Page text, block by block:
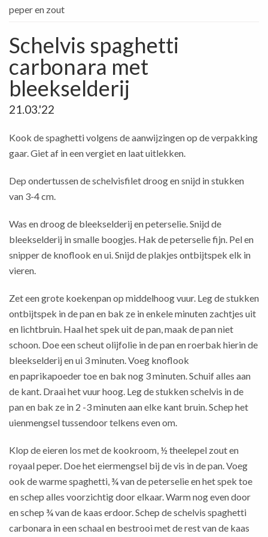
peper en zout
Schelvis spaghetti
carbonara met
bleekselderij
21.03.'22
Kook de spaghetti volgens de aanwijzingen op de verpakking
gaar. Giet af in een vergiet en laat uitlekken.
Dep ondertussen de schelvisfilet droog en snijd in stukken
van 3-4 cm.
Was en droog de bleekselderij en peterselie. Snijd de
bleekselderij in smalle boogjes. Hak de peterselie fijn. Pel en
snipper de knoflook en ui. Snijd de plakjes ontbijtspek elk in
vieren.
Zet een grote koekenpan op middelhoog vuur. Leg de stukken
ontbijtspek in de pan en bak ze in enkele minuten zachtjes uit
en lichtbruin. Haal het spek uit de pan, maak de pan niet
schoon. Doe een scheut olijfolie in de pan en roerbak hierin de
bleekselderij en ui 3 minuten. Voeg knoflook
en paprikapoeder toe en bak nog 3 minuten. Schuif alles aan
de kant. Draai het vuur hoog. Leg de stukken schelvis in de
pan en bak ze in 2 -3 minuten aan elke kant bruin. Schep het
uienmengsel tussendoor telkens even om.
Klop de eieren los met de kookroom, ½ theelepel zout en
royaal peper. Doe het eiermengsel bij de vis in de pan. Voeg
ook de warme spaghetti, ¾ van de peterselie en het spek toe
en schep alles voorzichtig door elkaar. Warm nog even door
en schep ¾ van de kaas erdoor. Schep de schelvis spaghetti
carbonara in een schaal en bestrooi met de rest van de kaas